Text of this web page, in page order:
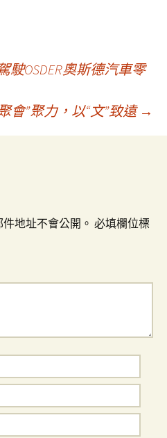
駛OSDER奧斯德汽車零
會”聚力，以“文”致遠 →
地址不會公開。 必填欄位標